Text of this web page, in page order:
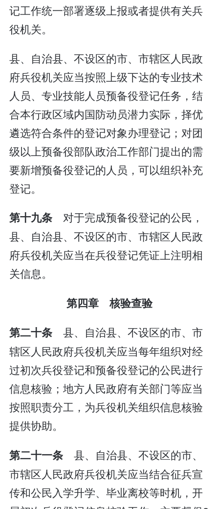
记工作统一部署逐级上报或者提供有关兵
役机关。
县、自治县、不设区的市、市辖区人民政
府兵役机关应当按照上级下达的专业技术
人员、专业技能人员预备役登记任务，结
合本行政区域内国防动员潜力实际，择优
遴选符合条件的登记对象办理登记；对团
级以上预备役部队政治工作部门提出的需
要新增预备役登记的人员，可以组织补充
登记。
第十九条对于完成预备役登记的公民，
县、自治县、不设区的市、市辖区人民政
府兵役机关应当在兵役登记凭证上注明相
关信息。
第四章 核验查验
第二十条 县、自治县、不设区的市、市
辖区人民政府兵役机关应当每年组织对经
过初次兵役登记和预备役登记的公民进行
信息核验；地方人民政府有关部门等应当
按照职责分工，为兵役机关组织信息核验
提供协助。
第二十一条 县、自治县、不设区的市、
市辖区人民政府兵役机关应当结合征兵宣
传和公民入学升学、毕业离校等时机，开